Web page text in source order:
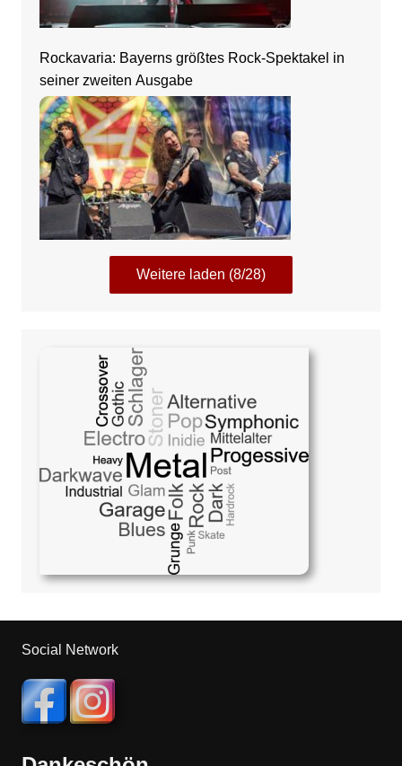
Rockavaria: Bayerns größtes Rock-Spektakel in
seiner zweiten Ausgabe
Weitere laden (8/28)
Social Network